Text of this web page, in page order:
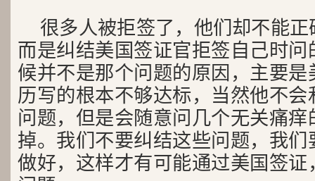
很多人被拒签了，他们却不能
而是纠结美国签证官拒签自己时
候并不是那个问题的原因，主要
历写的根本不够达标，当然他不
问题，但是会随意问几个无关痛
掉。我们不要纠结这些问题，我
做好，这样才有可能通过美国签